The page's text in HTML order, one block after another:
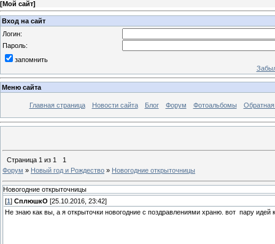
[Мой сайт]
Вход на сайт
Логин:
Пароль:
запомнить
Меню сайта
Главная страница Новости сайта Блог Форум Фотоальбомы Обратная
Страница 1 из 1
1
Форум » Новый год и Рождество » Новогодние открыточницы
Новогодние открыточницы
[1 ] СплюшкО [25.10.2016, 23:42]
Не знаю как вы, а я открыточки новогодние с поздравлениями храню. вот пару идей